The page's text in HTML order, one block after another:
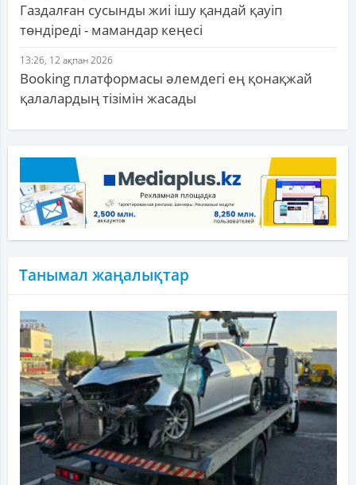
Газдалған сусынды жиі ішу қандай қауіп
төндіреді - мамандар кеңесі
13:26, 12 ақпан 2026
Booking платформасы әлемдегі ең қонақжай
қалалардың тізімін жасады
Танымал жаңалықтар